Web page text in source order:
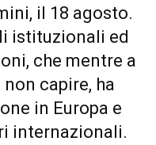
il 18 agosto.
istituzionali ed
che mentre a
capire, ha
in Europa e
internazionali.